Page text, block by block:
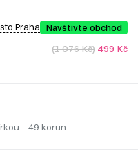
Praha Navštivte obchod
(1 076 Kč) 499 Kč
– 49 korun.